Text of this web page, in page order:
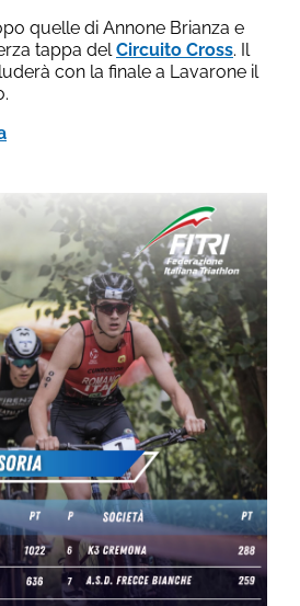
quelle di Annone Brianza e
tappa delCircuito Cross. Il
con la finale a Lavarone il